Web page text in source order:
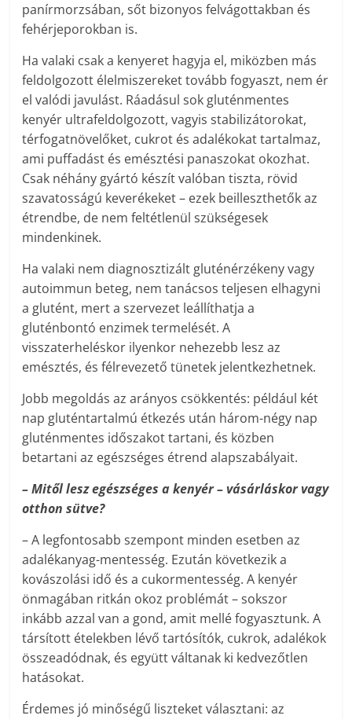
panírmorzsában, sőt bizonyos felvágottakban és
fehérjeporokban is.
Ha valaki csak a kenyeret hagyja el, miközben más
feldolgozott élelmiszereket tovább fogyaszt, nem ér
el valódi javulást. Ráadásul sok gluténmentes
kenyér ultrafeldolgozott, vagyis stabili­zátorokat,
térfogatnövelőket, cukrot és adalékokat tartalmaz,
ami puffadást és emésztési panaszokat okozhat.
Csak néhány gyártó készít valóban tiszta, rövid
szavatosságú keverékeket – ezek beilleszthetők az
étrendbe, de nem feltétlenül szükségesek
mindenkinek.
Ha valaki nem diagnosztizált glutén­érzékeny vagy
autoimmun beteg, nem tanácsos teljesen elhagyni
a glutént, mert a szervezet leállíthatja a
gluténbontó enzimek termelését. A
visszaterheléskor ilyenkor nehezebb lesz az
emésztés, és félrevezető tünetek jelentkezhetnek.
Jobb megoldás az arányos csökkentés: például két
nap gluténtartalmú étkezés után három-négy nap
gluténmentes időszakot tartani, és közben
betartani az egészséges étrend alapszabályait.
– Mitől lesz egészséges a kenyér – vásárláskor vagy
otthon sütve?
– A legfontosabb szempont minden esetben az
adalékanyag-mentesség. Ezután következik a
kovászolási idő és a cukormentesség. A kenyér
önmagában ritkán okoz problémát – sokszor
inkább azzal van a gond, amit mellé fogyasztunk. A
társított ételekben lévő tartósítók, cukrok, adalékok
összeadódnak, és együtt váltanak ki kedvezőtlen
hatásokat.
Érdemes jó minőségű liszteket választani: az